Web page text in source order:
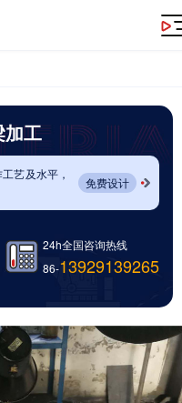
加工
艺及水平，
免费设计
24h全国咨询热线
86-13929139265